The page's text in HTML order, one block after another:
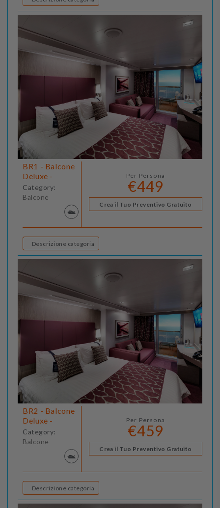
BR1 - Balcone
Deluxe -
Category:
Balcone
Per Persona
€449
Crea il Tuo Preventivo Gratuito
Descrizione categoria
BR2 - Balcone
Deluxe -
Category:
Balcone
Per Persona
€459
Crea il Tuo Preventivo Gratuito
Descrizione categoria